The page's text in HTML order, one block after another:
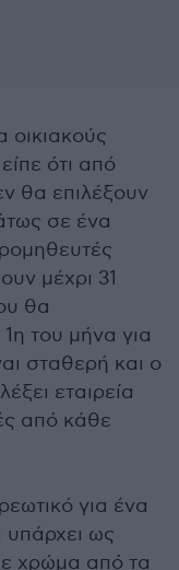
οικιακούς
ότι από
θα επιλέξουν
σε ένα
μέχρι 31
θα
του μήνα για
σταθερή και ο
εταιρεία
από κάθε
για ένα
υπάρχει ως
χρώμα από τα